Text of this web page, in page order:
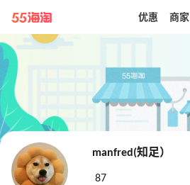
带你去官网买正品
优惠 商家
manfred(知足）
87